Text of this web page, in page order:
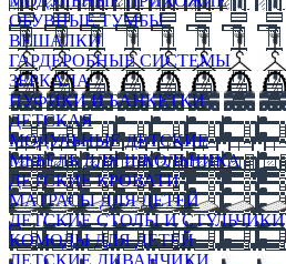
ОБУВНЫЕ ТУМБЫ
ВЕШАЛКИ
ГАРДЕРОБНЫЕ СИСТЕМЫ
ЗЕРКАЛА
ПУФИКИ И БАНКЕТКИ
ДЕТСКАЯ
МОДУЛЬНЫЕ ДЕТСКИЕ
МЕБЕЛЬ ДЛЯ ШКОЛЬНИКА
ДЕТСКИЕ КРОВАТИ
МАТРАСЫ ДЛЯ ДЕТЕЙ
ДЕТСКИЕ СТОЛЫ И СТУЛЬЧИКИ
КОМОДЫ ДЛЯ ДЕТЕЙ